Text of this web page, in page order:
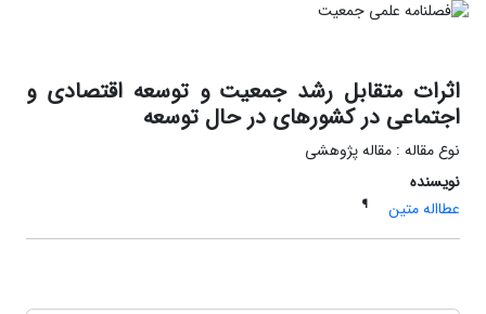
اثرات متقابل رشد جمعیت و توسعه اقتصادی و
اجتماعی در کشورهای در حال توسعه
نوع مقاله : مقاله پژوهشی
نویسنده
عطااله متین
¶